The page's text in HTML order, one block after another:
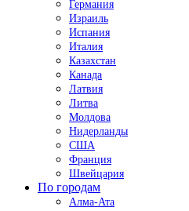
Германия
Израиль
Испания
Италия
Казахстан
Канада
Латвия
Литва
Молдова
Нидерланды
США
Франция
Швейцария
По городам
Алма-Ата